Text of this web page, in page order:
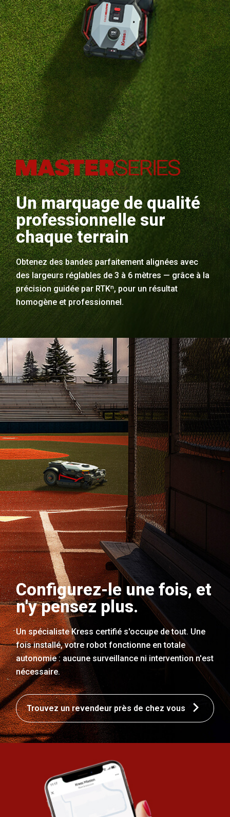
Un marquage de qualité
professionnelle sur
chaque terrain
Obtenez des bandes parfaitement alignées avec
des largeurs réglables de 3 à 6 mètres — grâce à la
précision guidée par RTKⁿ, pour un résultat
homogène et professionnel.
Configurez-le une fois, et
n'y pensez plus.
Un spécialiste Kress certifié s'occupe de tout. Une
fois installé, votre robot fonctionne en totale
autonomie : aucune surveillance ni intervention n'est
nécessaire.
Trouvez un revendeur près de chez vous